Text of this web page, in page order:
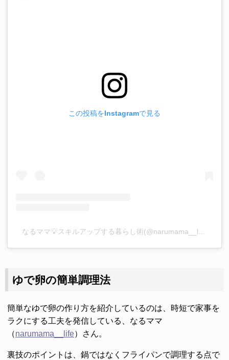
この投稿をInstagramで見る
ゆで卵の簡単調理法
簡単なゆで卵の作り方を紹介しているのは、時短で家事を
ラクにする工夫を発信している、なるママ
（narumama__life）さん。
裏技のポイントは、鍋ではなくフライパンで調理する点で